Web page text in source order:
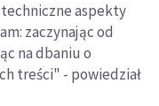
aspekty
zaczynając od
na dbaniu o
treści" - powiedział